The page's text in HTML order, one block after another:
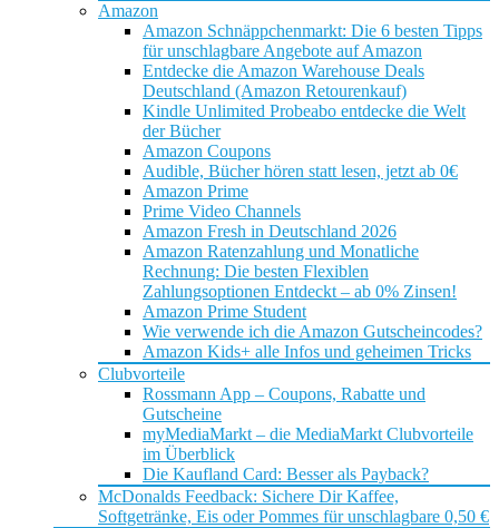
Amazon
Amazon Schnäppchenmarkt: Die 6 besten Tipps
für unschlagbare Angebote auf Amazon
Entdecke die Amazon Warehouse Deals
Deutschland (Amazon Retourenkauf)
Kindle Unlimited Probeabo entdecke die Welt
der Bücher
Amazon Coupons
Audible, Bücher hören statt lesen, jetzt ab 0€
Amazon Prime
Prime Video Channels
Amazon Fresh in Deutschland 2026
Amazon Ratenzahlung und Monatliche
Rechnung: Die besten Flexiblen
Zahlungsoptionen Entdeckt – ab 0% Zinsen!
Amazon Prime Student
Wie verwende ich die Amazon Gutscheincodes?
Amazon Kids+ alle Infos und geheimen Tricks
Clubvorteile
Rossmann App – Coupons, Rabatte und
Gutscheine
myMediaMarkt – die MediaMarkt Clubvorteile
im Überblick
Die Kaufland Card: Besser als Payback?
McDonalds Feedback: Sichere Dir Kaffee,
Softgetränke, Eis oder Pommes für unschlagbare 0,50 €